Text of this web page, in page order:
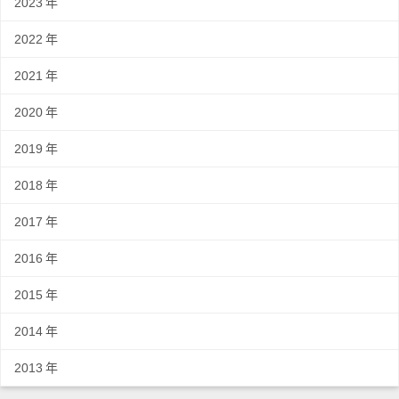
2023 年
2022 年
2021 年
2020年
2019 年
2018 年
2017 年
2016 年
2015 年
2014年
2013 年